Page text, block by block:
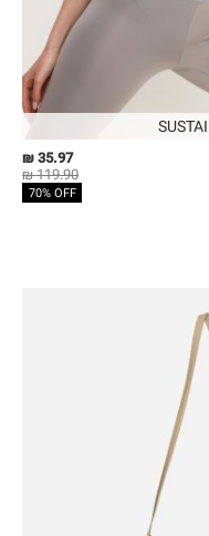
35.97 ₪
119.90 ₪
70% OFF